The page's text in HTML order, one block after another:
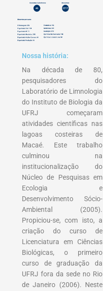
Nossa história:
Na década de 80,
pesquisadores do
Laboratório de Limnologia
do Instituto de Biologia da
UFRJ começaram
atividades científicas nas
lagoas costeiras de
Macaé. Este trabalho
culminou na
institucionalização do
Núcleo de Pesquisas em
Ecologia e
Desenvolvimento Sócio-
Ambiental (2005).
Propiciou-se, com isto, a
criação do curso de
Licenciatura em Ciências
Biológicas, o primeiro
curso de graduação da
UFRJ fora da sede no Rio
de Janeiro (2006). Neste